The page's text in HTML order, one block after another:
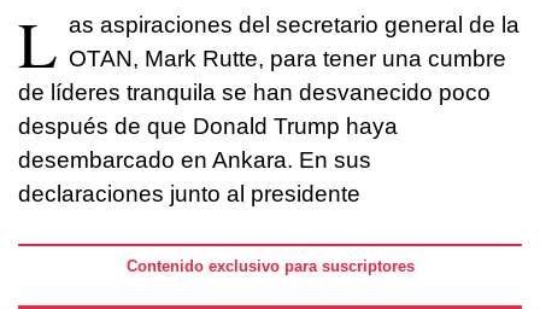
L as aspiraciones del secretario general de la
OTAN, Mark Rutte, para tener una cumbre
de líderes tranquila se han desvanecido poco
después de que Donald Trump haya
desembarcado en Ankara. En sus
declaraciones junto al presidente
Contenido exclusivo para suscriptores